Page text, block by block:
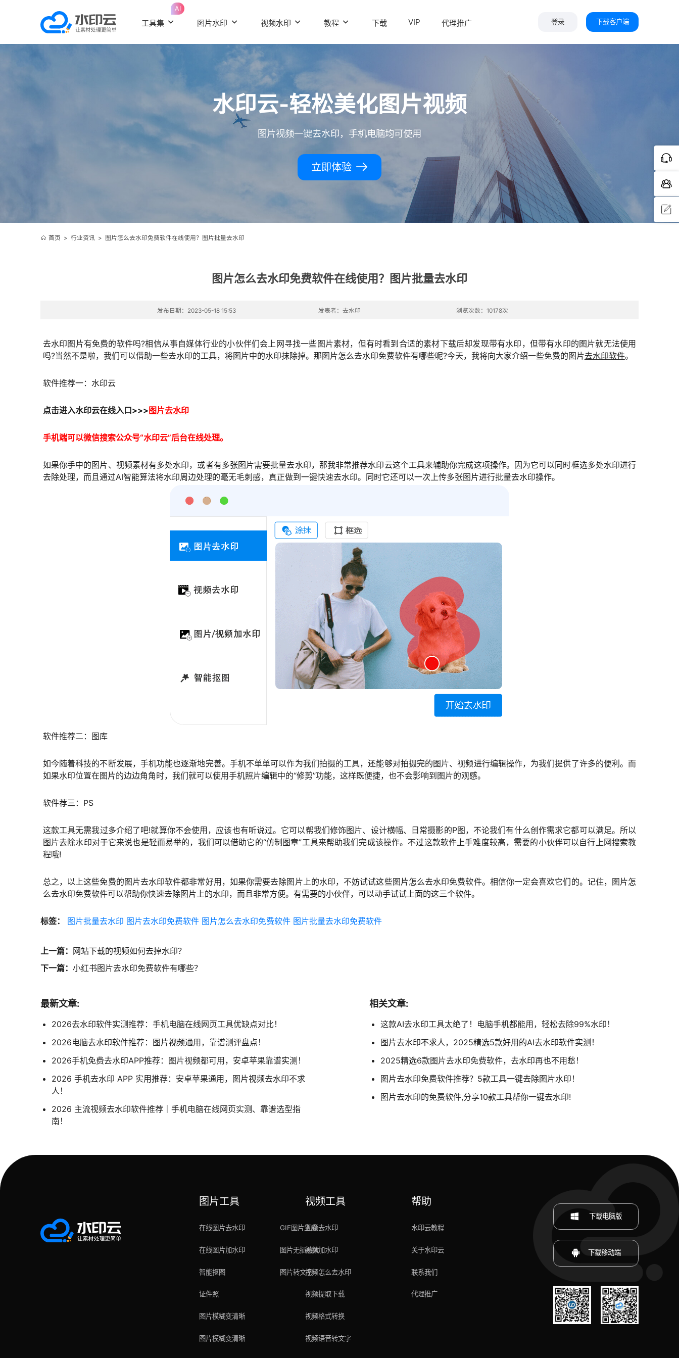
工具集
AI
图片水印 视频水印 教程 下载 VIP 代理推广 登录 下载客户端
水印云-轻松美化图片视频
图片视频一键去水印，手机电脑均可使用
立即体验
首页 > 行业资讯> 图片怎么去水印免费软件在线使用？图片批量去水印
图片怎么去水印免费软件在线使用？图片批量去水印
发布日期：2023-05-18 15:53 发表者：去水印 浏览次数：10178次
去水印图片有免费的软件吗?相信从事自媒体行业的小伙伴们会上网寻找一些图片素材，但有时看到合适的素材下载后却发现带有水印，但带有水印的图片就无法使用
吗?当然不是啦，我们可以借助一些去水印的工具，将图片中的水印抹除掉。那图片怎么去水印免费软件有哪些呢?今天，我将向大家介绍一些免费的图片去水印软件。
软件推荐一：水印云
点击进入水印云在线入口>>>图片去水印
手机端可以微信搜索公众号“水印云”后台在线处理。
如果你手中的图片、视频素材有多处水印，或者有多张图片需要批量去水印，那我非常推荐水印云这个工具来辅助你完成这项操作。因为它可以同时框选多处水印进行
去除处理，而且通过AI智能算法将水印周边处理的毫无毛刺感，真正做到一键快速去水印。同时它还可以一次上传多张图片进行批量去水印操作。
软件推荐二：图库
如今随着科技的不断发展，手机功能也逐渐地完善。手机不单单可以作为我们拍摄的工具，还能够对拍摄完的图片、视频进行编辑操作，为我们提供了许多的便利。而
如果水印位置在图片的边边角角时，我们就可以使用手机照片编辑中的“修剪”功能，这样既便捷，也不会影响到图片的观感。
软件荐三：PS
这款工具无需我过多介绍了吧!就算你不会使用，应该也有听说过。它可以帮我们修饰图片、设计横幅、日常摄影的P图，不论我们有什么创作需求它都可以满足。所以
图片去除水印对于它来说也是轻而易举的，我们可以借助它的“仿制图章”工具来帮助我们完成该操作。不过这款软件上手难度较高，需要的小伙伴可以自行上网搜索教
程哦!
总之，以上这些免费的图片去水印软件都非常好用，如果你需要去除图片上的水印，不妨试试这些图片怎么去水印免费软件。相信你一定会喜欢它们的。记住，图片怎
么去水印免费软件可以帮助你快速去除图片上的水印，而且非常方便。有需要的小伙伴，可以动手试试上面的这三个软件。
标签： 图片批量去水印 图片去水印免费软件 图片怎么去水印免费软件 图片批量去水印免费软件
上一篇： 网站下载的视频如何去掉水印？
下一篇： 小红书图片去水印免费软件有哪些？
最新文章:
2026去水印软件实测推荐：手机电脑在线网页工具优缺点对比！
2026电脑去水印软件推荐：图片视频通用，靠谱测评盘点！
2026手机免费去水印APP推荐：图片视频都可用，安卓苹果靠谱实测！
2026 手机去水印 APP 实用推荐：安卓苹果通用，图片视频去水印不求
人！
2026 主流视频去水印软件推荐｜手机电脑在线网页实测、靠谱选型指
南！
相关文章:
这款AI去水印工具太绝了！电脑手机都能用，轻松去除99%水印！
图片去水印不求人，2025精选5款好用的AI去水印软件实测！
2025精选6款图片去水印免费软件，去水印再也不用愁！
图片去水印免费软件推荐？5款工具一键去除图片水印！
图片去水印的免费软件,分享10款工具帮你一键去水印!
图片工具
在线图片去水印
在线图片加水印
智能抠图
证件照
图片模糊变清晰
图片模糊变清晰
GIF图片生成
图片无损放大
图片转文字
视频工具
视频去水印
视频加水印
视频怎么去水印
视频提取下载
视频格式转换
视频语音转文字
帮助
水印云教程
关于水印云
联系我们
代理推广
下载电脑版
下载移动端